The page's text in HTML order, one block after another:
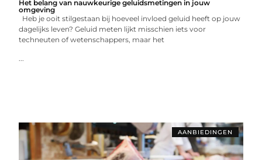
Het belang van nauwkeurige geluidsmetingen in jouw
omgeving
Heb je ooit stilgestaan bij hoeveel invloed geluid heeft op jouw
dagelijks leven? Geluid meten lijkt misschien iets voor
techneuten of wetenschappers, maar het
...
AANBIEDINGEN